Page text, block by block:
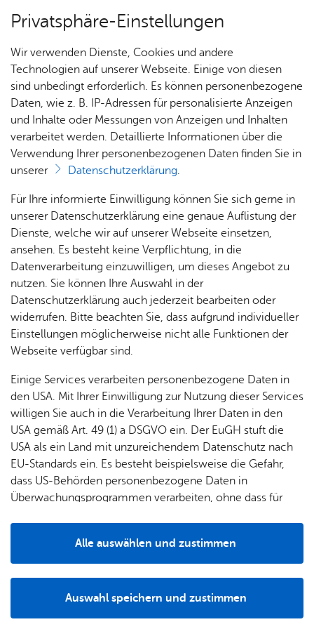
Heute
Alle Ter­mi­ne
Vor­le­sen
Fried­richs­ha­fe­ner Fe­ri­en­pro­
gramm
Das Friedrichshafener Ferienprogramm bietet
Kindern und Jugendlichen viele Möglichkeiten,
vom Alltag auszuspannen, etwas Neues zu
machen und sich in vieler Hinsicht zu entfalten.
Die pädagogischen Teams der verschiedenen
Einrichtungen und Institutionen vermitteln Spaß
und Können.
Alle Informationenzu den einzelnen Angeboten des
aktuellen Ferienprogramms finden Sie in der
folgenden Online-Übersicht, sowie in der
Druckausgabe des Ferienhefts 2026.
Di­rekt zu:
Privatsphäre-Einstellungen
Wir verwenden Dienste, Cookies und andere
Technologien auf unserer Webseite. Einige von diesen
sind unbedingt erforderlich. Es können personenbezogene
Daten, wie z. B. IP-Adressen für personalisierte Anzeigen
und Inhalte oder Messungen von Anzeigen und Inhalten
verarbeitet werden. Detaillierte Informationen über die
Verwendung Ihrer personenbezogenen Daten finden Sie in
unserer
Datenschutzerklärung.
Für Ihre informierte Einwilligung können Sie sich gerne in
unserer Datenschutzerklärung eine genaue Auflistung der
Dienste, welche wir auf unserer Webseite einsetzen,
ansehen. Es besteht keine Verpflichtung, in die
Datenverarbeitung einzuwilligen, um dieses Angebot zu
nutzen. Sie können Ihre Auswahl in der
Datenschutzerklärung auch jederzeit bearbeiten oder
widerrufen. Bitte beachten Sie, dass aufgrund individueller
Einstellungen möglicherweise nicht alle Funktionen der
Webseite verfügbar sind.
Einige Services verarbeiten personenbezogene Daten in
den USA. Mit Ihrer Einwilligung zur Nutzung dieser Services
willigen Sie auch in die Verarbeitung Ihrer Daten in den
USA gemäß Art. 49 (1) a DSGVO ein. Der EuGH stuft die
USA als ein Land mit unzureichendem Datenschutz nach
EU-Standards ein. Es besteht beispielsweise die Gefahr,
dass US-Behörden personenbezogene Daten in
Überwachungsprogrammen verarbeiten, ohne dass für
Auswahl speichern und zustimmen
Alle auswählen und zustimmen